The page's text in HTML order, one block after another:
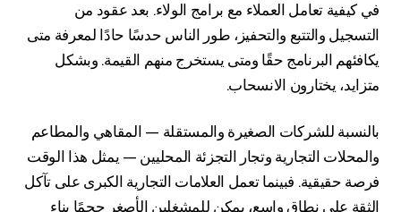
في كيفية تعامل العملاء مع برامج الولاء. بعد عقود من
التسجيل والتتبع والتحفيز، طور الناس حدسًا حادًا لمعرفة متى
يكافئهم البرنامج حقًا ومتى يستخرج منهم القيمة. وبشكل
متزايد، يختارون الانسحاب.
بالنسبة للشركات الصغيرة والمستقلة — المقاهي والمطاعم
والمحلات التجارية وتجار التجزئة المحليين — يمثل هذا الوقت
فرصة حقيقية. فبينما تعمل العلامات التجارية الكبرى على تآكل
الثقة على نطاق واسع، يمكن للمشغلين الأصغر حجمًا بناء